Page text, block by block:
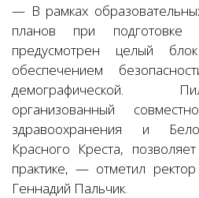
— В рамках
планов при подготовке
предусмотрен целый
обеспечением
демографической.
организованный
здравоохранения и
Красного Креста,
практике, — отметил
Геннадий Пальчик.